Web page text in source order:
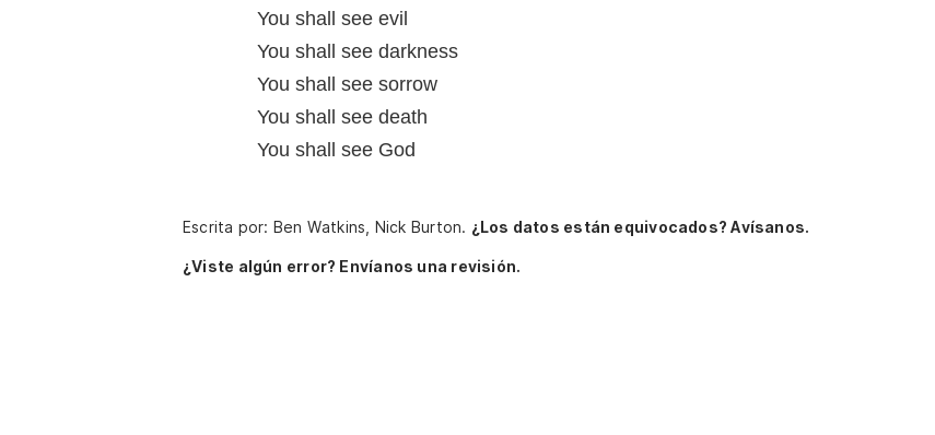
You shall see evil
You shall see darkness
You shall see sorrow
You shall see death
You shall see God
Escrita por: Ben Watkins, Nick Burton. ¿Los datos están equivocados? Avísanos.
¿Viste algún error? Envíanos una revisión.